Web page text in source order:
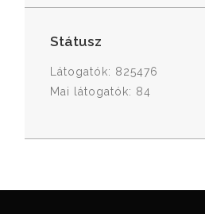
Státusz
Látogatók: 825476
Mai látogatók: 84